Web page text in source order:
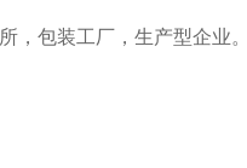
，包装工厂，生产型企业。